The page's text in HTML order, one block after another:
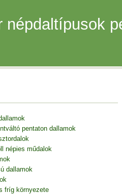
népdaltípusok
pentaton dallamok
népies műdalok
dallamok
fríg környezete